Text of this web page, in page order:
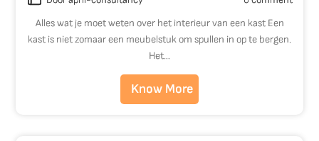
Alles wat je moet weten over het interieur van een kast Een
kast is niet zomaar een meubelstuk om spullen in op te bergen.
Het…
Know More